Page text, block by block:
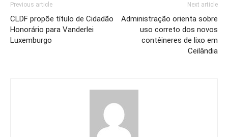
Previous article
CLDF propõe título de Cidadão
Honorário para Vanderlei
Luxemburgo
Next article
Administração orienta sobre
uso correto dos novos
contêineres de lixo em
Ceilândia